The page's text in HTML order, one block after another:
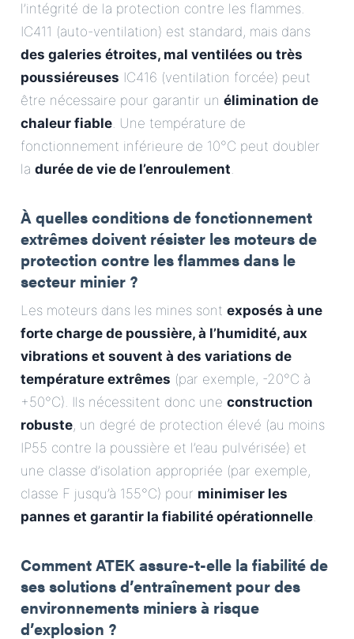
l’intégrité de la protection contre les flammes.
IC411 (auto-ventilation) est standard, mais dans
des galeries étroites, mal ventilées ou très
poussiéreuses IC416 (ventilation forcée) peut
être nécessaire pour garantir un élimination de
chaleur fiable. Une température de
fonctionnement inférieure de 10°C peut doubler
la durée de vie de l’enroulement.
À quelles conditions de fonctionnement
extrêmes doivent résister les moteurs de
protection contre les flammes dans le
secteur minier ?
Les moteurs dans les mines sont exposés à une
forte charge de poussière, à l’humidité, aux
vibrations et souvent à des variations de
température extrêmes (par exemple, -20°C à
+50°C). Ils nécessitent donc une construction
robuste, un degré de protection élevé (au moins
IP55 contre la poussière et l’eau pulvérisée) et
une classe d’isolation appropriée (par exemple,
classe F jusqu’à 155°C) pour minimiser les
pannes et garantir la fiabilité opérationnelle.
Comment ATEK assure-t-elle la fiabilité de
ses solutions d’entraînement pour des
environnements miniers à risque
d’explosion ?